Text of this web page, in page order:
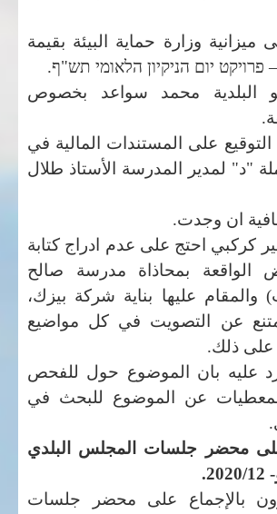
ميزانية وزارة حماية البيئة بقيمة
פרויקט יום הניקיון הלאומי תש"ף.
البلدية محمد سواعد بخصوص
التوقيع على المستندات المالية في
"د" لمدير المدرسة الأستاذ طلال
كركبي احتج على عدم ادراج كتابة
الواقعة بمحاذاة مدرسة صالح
عليها بناية شركة بيزك،
عن التصويت في كل مواضيع
على ذلك.
رد عليه بان الموضوع حول للفحص
عن الموضوع للبحث في
على محضر جلسات المجلس البلدي
بالإجماع على محضر جلسات